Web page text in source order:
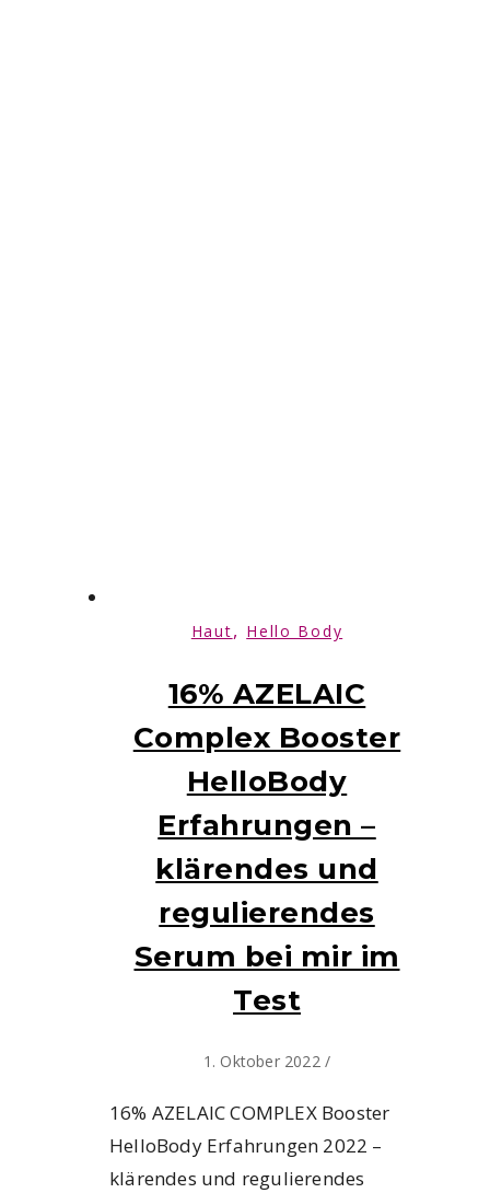
Haut, Hello Body
16% AZELAIC
Complex Booster
HelloBody
Erfahrungen –
klärendes und
regulierendes
Serum bei mir im
Test
1. Oktober 2022 /
16% AZELAIC COMPLEX Booster
HelloBody Erfahrungen 2022 –
klärendes und regulierendes